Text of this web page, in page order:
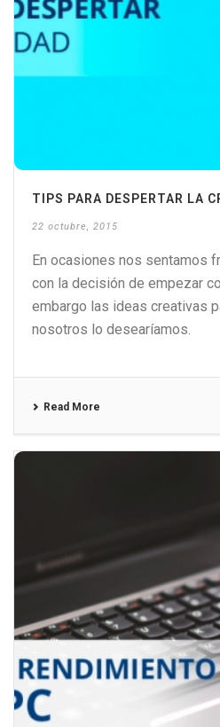
TIPS PARA DESPERTAR LA
22 octubre, 2015
En ocasiones nos sentamos
con la decisión de empezar
embargo las ideas creativas
nosotros lo desearíamos.
Read More